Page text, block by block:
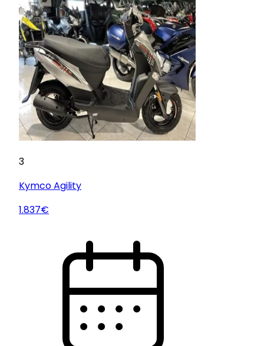
3
KymcoAgility
1.837€